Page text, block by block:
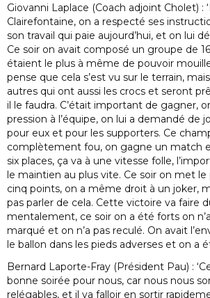
Giovanni Laplace (Coach adjoint Cholet) :
Clairefontaine, on a respecté ses
son travail qui paie aujourd’hui, et on lui
Ce soir on avait composé un groupe de
étaient le plus à même de pouvoir
pense que cela s’est vu sur le terrain,
autres qui ont aussi les crocs et seront
il le faudra. C’était important de gagner,
pression à l’équipe, on lui a demandé de
pour eux et pour les supporters. Ce
complètement fou, on gagne un match
six places, ça va à une vitesse folle,
le maintien au plus vite. Ce soir on met
cinq points, on a même droit à un joker,
pas parler de cela. Cette victoire va faire
mentalement, ce soir on a été forts on
marqué et on n’a pas reculé. On avait
le ballon dans les pieds adverses et on a
Bernard Laporte-Fray (Président Pau) :
bonne soirée pour nous, car nous nous
relégables, et il va falloir en sortir